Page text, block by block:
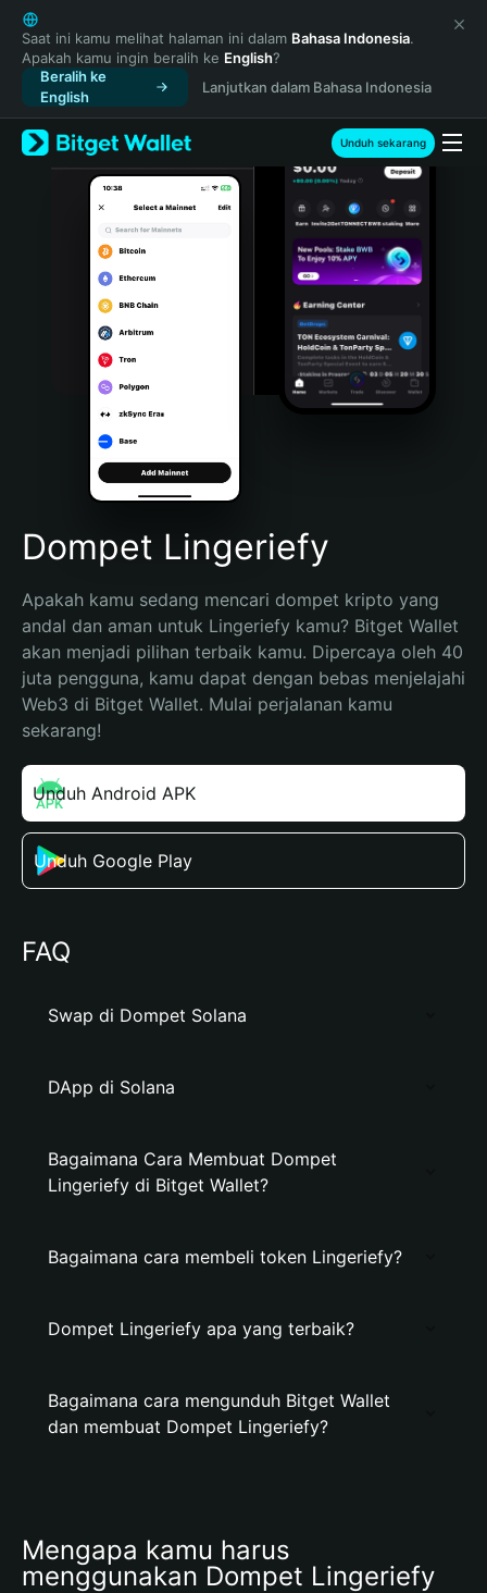
English
日本語
Tiếng Việt
Русский
Español (Latinoamérica)
Türkçe
Italiano
Português (Portugal)
Bahasa Indonesia
Português (Brasil)
Español (Argentina)
Saat ini kamu melihat halaman ini dalam Bahasa Indonesia.
Apakah kamu ingin beralih ke English?
Beralih ke
English
Lanjutkan dalam Bahasa Indonesia
Unduh sekarang
Dompet Lingeriefy
Apakah kamu sedang mencari dompet kripto yang
andal dan aman untuk Lingeriefy kamu? Bitget Wallet
akan menjadi pilihan terbaik kamu. Dipercaya oleh 40
juta pengguna, kamu dapat dengan bebas menjelajahi
Web3 di Bitget Wallet. Mulai perjalanan kamu
sekarang!
Unduh Android APK
Unduh Google Play
FAQ
Swap di Dompet Solana
DApp di Solana
Bagaimana Cara Membuat Dompet
Lingeriefy di Bitget Wallet?
Bagaimana cara membeli token Lingeriefy?
Dompet Lingeriefy apa yang terbaik?
Bagaimana cara mengunduh Bitget Wallet
dan membuat Dompet Lingeriefy?
Mengapa kamu harus
menggunakan Dompet Lingeriefy